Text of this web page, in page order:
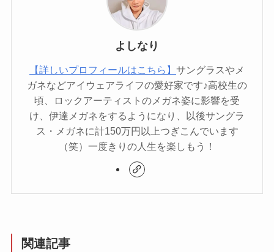
よしなり
【詳しいプロフィールはこちら】 サングラスやメ
ガネなどアイウェアライフの愛好家です♪高校生の
頃、ロックアーティストのメガネ姿に影響を受
け、伊達メガネをするようになり、以後サングラ
ス・メガネに計150万円以上つぎこんでいます
（笑）一度きりの人生を楽しもう！
関連記事